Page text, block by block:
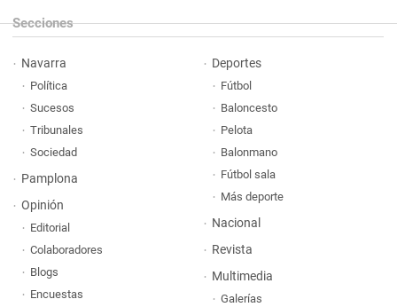
Secciones
Navarra
Política
Sucesos
Tribunales
Sociedad
Pamplona
Opinión
Editorial
Colaboradores
Blogs
Encuestas
Deportes
Fútbol
Baloncesto
Pelota
Balonmano
Fútbol sala
Más deporte
Nacional
Revista
Multimedia
Galerías